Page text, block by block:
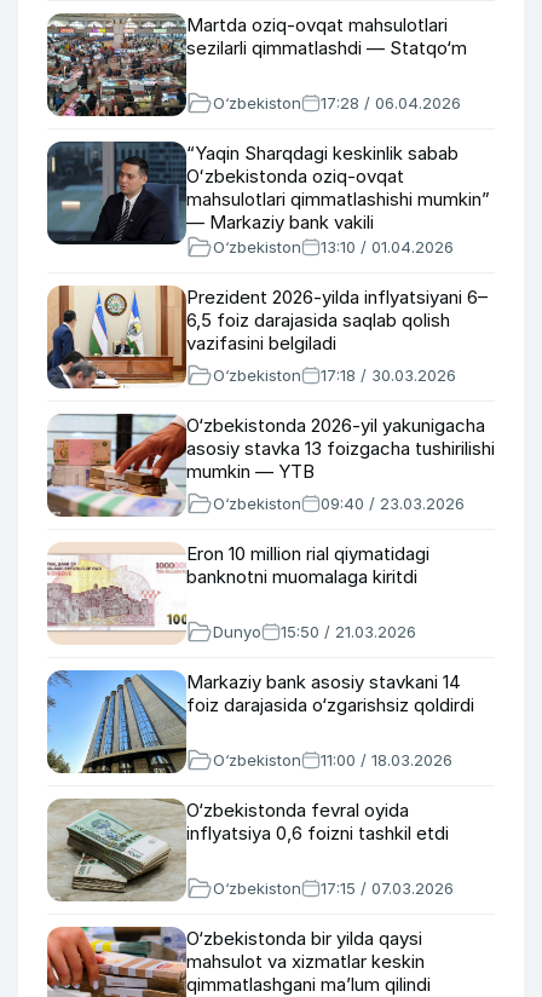
Martda oziq-ovqat mahsulotlari
sezilarli qimmatlashdi — Statqo‘m
O‘zbekiston 17:28 / 06.04.2026
“Yaqin Sharqdagi keskinlik sabab
Oʻzbekistonda oziq-ovqat
mahsulotlari qimmatlashishi mumkin”
— Markaziy bank vakili
O‘zbekiston 13:10 / 01.04.2026
Prezident 2026-yilda inflyatsiyani 6–
6,5 foiz darajasida saqlab qolish
vazifasini belgiladi
O‘zbekiston 17:18 / 30.03.2026
O‘zbekistonda 2026-yil yakunigacha
asosiy stavka 13 foizgacha tushirilishi
mumkin — YTB
O‘zbekiston 09:40 / 23.03.2026
Eron 10 million rial qiymatidagi
banknotni muomalaga kiritdi
Dunyo 15:50 / 21.03.2026
Markaziy bank asosiy stavkani 14
foiz darajasida o‘zgarishsiz qoldirdi
O‘zbekiston 11:00 / 18.03.2026
O‘zbekistonda fevral oyida
inflyatsiya 0,6 foizni tashkil etdi
O‘zbekiston 17:15 / 07.03.2026
O‘zbekistonda bir yilda qaysi
mahsulot va xizmatlar keskin
qimmatlashgani maʼlum qilindi